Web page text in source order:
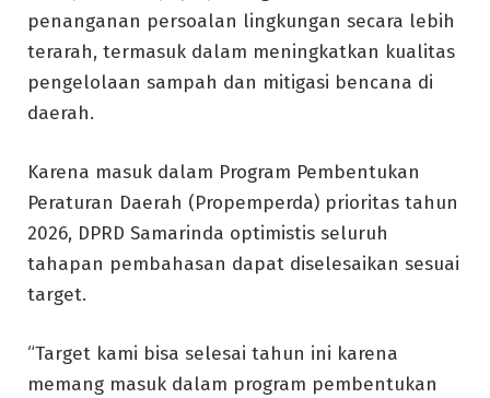
penanganan persoalan lingkungan secara lebih
terarah, termasuk dalam meningkatkan kualitas
pengelolaan sampah dan mitigasi bencana di
daerah.
Karena masuk dalam Program Pembentukan
Peraturan Daerah (Propemperda) prioritas tahun
2026, DPRD Samarinda optimistis seluruh
tahapan pembahasan dapat diselesaikan sesuai
target.
“Target kami bisa selesai tahun ini karena
memang masuk dalam program pembentukan